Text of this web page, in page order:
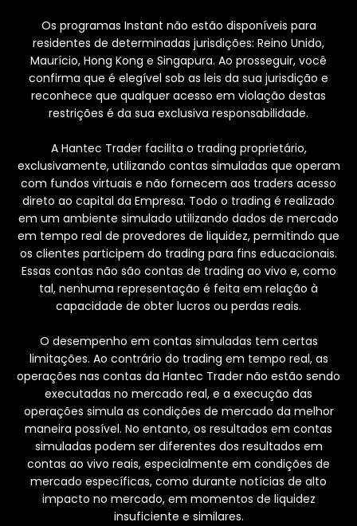
Os programas Instant não estão disponíveis para
residentes de determinadas jurisdições: Reino Unido,
Maurício, Hong Kong e Singapura. Ao prosseguir, você
confirma que é elegível sob as leis da sua jurisdição e
reconhece que qualquer acesso em violação destas
restrições é da sua exclusiva responsabilidade.
A Hantec Trader facilita o trading proprietário,
exclusivamente, utilizando contas simuladas que operam
com fundos virtuais e não fornecem aos traders acesso
direto ao capital da Empresa. Todo o trading é realizado
em um ambiente simulado utilizando dados de mercado
em tempo real de provedores de liquidez, permitindo que
os clientes participem do trading para fins educacionais.
Essas contas não são contas de trading ao vivo e, como
tal, nenhuma representação é feita em relação à
capacidade de obter lucros ou perdas reais.
O desempenho em contas simuladas tem certas
limitações. Ao contrário do trading em tempo real, as
operações nas contas da Hantec Trader não estão sendo
executadas no mercado real, e a execução das
operações simula as condições de mercado da melhor
maneira possível. No entanto, os resultados em contas
simuladas podem ser diferentes dos resultados em
contas ao vivo reais, especialmente em condições de
mercado específicas, como durante notícias de alto
impacto no mercado, em momentos de liquidez
insuficiente e similares.